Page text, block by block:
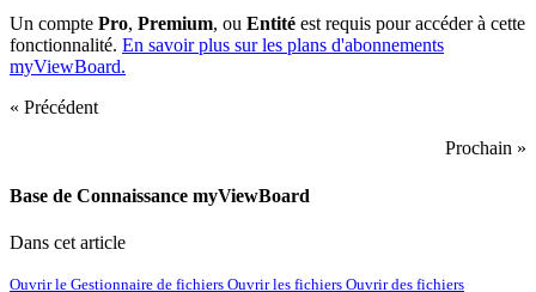
Un compte Pro, Premium, ou Entité est requis pour accéder à cette
fonctionnalité. En savoir plus sur les plans d'abonnements
myViewBoard.
« Précédent
Prochain »
Base de Connaissance myViewBoard
Dans cet article
Ouvrir le Gestionnaire de fichiers Ouvrir les fichiers Ouvrir des fichiers